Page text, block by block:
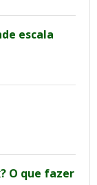
escala
O que fazer